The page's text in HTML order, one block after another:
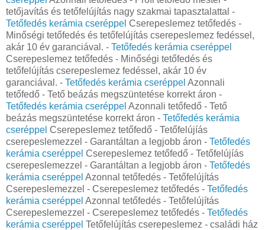
tetőjavítás és tetőfelújítás nagy szakmai tapasztalattal -
Tetőfedés kerámia cseréppel Cserepeslemez tetőfedés -
Minőségi tetőfedés és tetőfelújítás cserepeslemez fedéssel,
akár 10 év garanciával. - Tetőfedés kerámia cseréppel
Cserepeslemez tetőfedés - Minőségi tetőfedés és
tetőfelújítás cserepeslemez fedéssel, akár 10 év
garanciával. - Tetőfedés kerámia cseréppel Azonnali
tetőfedő - Tető beázás megszüntetése korrekt áron -
Tetőfedés kerámia cseréppel Azonnali tetőfedő - Tető
beázás megszüntetése korrekt áron - Tetőfedés kerámia
cseréppel Cserepeslemez tetőfedő - Tetőfelújíás
cserepeslemezzel - Garantáltan a legjobb áron - Tetőfedés
kerámia cseréppel Cserepeslemez tetőfedő - Tetőfelújíás
cserepeslemezzel - Garantáltan a legjobb áron - Tetőfedés
kerámia cseréppel Azonnal tetőfedés - Tetőfelújítás
Cserepeslemezzel - Cserepeslemez tetőfedés - Tetőfedés
kerámia cseréppel Azonnal tetőfedés - Tetőfelújítás
Cserepeslemezzel - Cserepeslemez tetőfedés - Tetőfedés
kerámia cseréppel Tetőfelújítás cserepeslemez - családi ház